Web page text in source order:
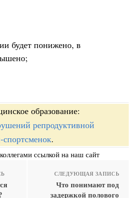
будет понижено, в
образование:
репродуктивной
.
ссылкой на наш сайт
СЛЕДУЮЩАЯ ЗАПИСЬ
Что понимают под
задержкой полового